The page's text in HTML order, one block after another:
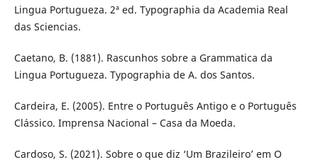
Lingua Portugueza. 2ª ed. Typographia da Academia Real
das Sciencias.
Caetano, B. (1881). Rascunhos sobre a Grammatica da
Lingua Portugueza. Typographia de A. dos Santos.
Cardeira, E. (2005). Entre o Português Antigo e o Português
Clássico. Imprensa Nacional – Casa da Moeda.
Cardoso, S. (2021). Sobre o que diz ‘Um Brazileiro’ em O